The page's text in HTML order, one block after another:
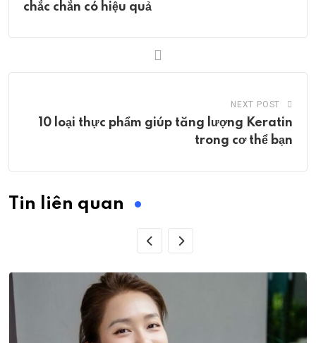
chắc chắn có hiệu quả
NEXT POST
10 loại thực phẩm giúp tăng lượng Keratin
trong cơ thể bạn
Tin liên quan